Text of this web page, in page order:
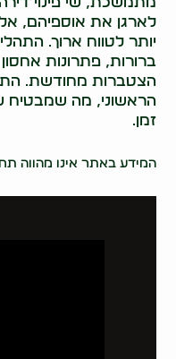
לארגן את אוספיהם,
יותר לטווח ארוך.
ברורות, פתרונות
הצטברות מחודשת.
הראשוני, מה שמבטיח
זמן.
המידע באתר אינו מהווה